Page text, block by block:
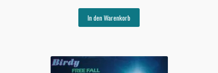
war:
€8,00
ist:
€4,00.
In den Warenkorb